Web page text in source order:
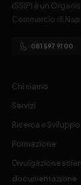
(SSIP) è un
Commercio di
081 597 91 00
Chi siamo
Servizi
Ricerca e Sviluppo
Formazione
Divulgazione
documentazione